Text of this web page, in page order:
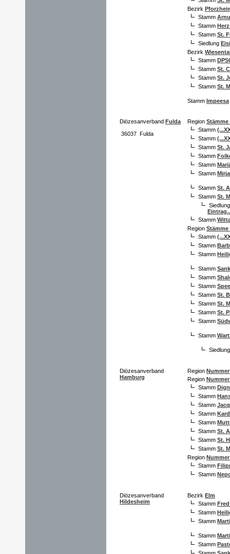
Bezirk
Stamm
Stamm
Stamm St.
Siedlung
Bezirk
Stamm
Stamm St.
Stamm St.
Stamm St.
Stamm Impeesa
Diözesanverband Fulda
36037 Fulda
Region Stämme
Stamm
Stamm
Stamm St.
Stamm
Stamm
Stamm
Stamm St.
Stamm St.
Stamm
Region Stämme
Stamm
Stamm
Stamm
Stamm
Stamm
Stamm
Stamm St.
Stamm St.
Stamm St.
Stamm
Stamm
Diözesanverband
Hamburg
Region Nummer
Region Nummer
Stamm
Stamm
Stamm
Stamm
Stamm
Stamm St.
Stamm St.
Stamm St.
Region Nummer
Stamm
Stamm
Diözesanverband
Hildesheim
Bezirk Elm
Stamm
Stamm
Stamm
Stamm
Stamm